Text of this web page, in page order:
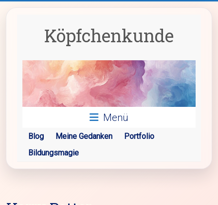
Köpfchenkunde
Menü
Blog Meine Gedanken
Portfolio
Bildungsmagie